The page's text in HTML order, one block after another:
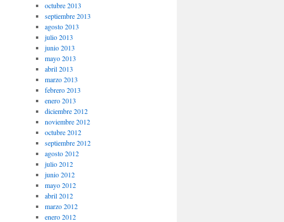
octubre 2013
septiembre 2013
agosto 2013
julio 2013
junio 2013
mayo 2013
abril 2013
marzo 2013
febrero 2013
enero 2013
diciembre 2012
noviembre 2012
octubre 2012
septiembre 2012
agosto 2012
julio 2012
junio 2012
mayo 2012
abril 2012
marzo 2012
enero 2012